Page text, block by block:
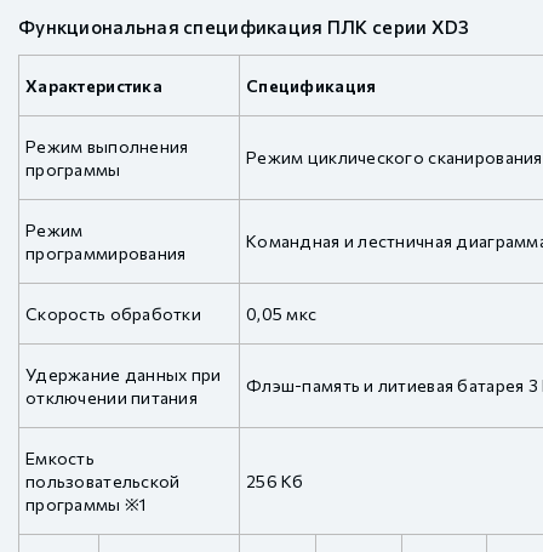
Функциональная спецификация ПЛК серии XD3
Характеристика Спецификация
Режим выполнения
программы
Режим циклического сканирования
Режим
программирования
Командная и лестничная
Скорость обработки 0,05 мкс
Удержание данных при
отключении питания
Флэш-память и литиевая батарея 3
Емкость
пользовательской
программы ※1
256 Кб